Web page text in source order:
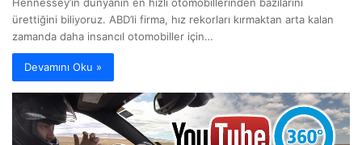
ürettiğini biliyoruz. ABD’li firma, hız rekorları kırmaktan arta kalan
zamanda daha insancıl otomobiller için…
Devamını Oku »